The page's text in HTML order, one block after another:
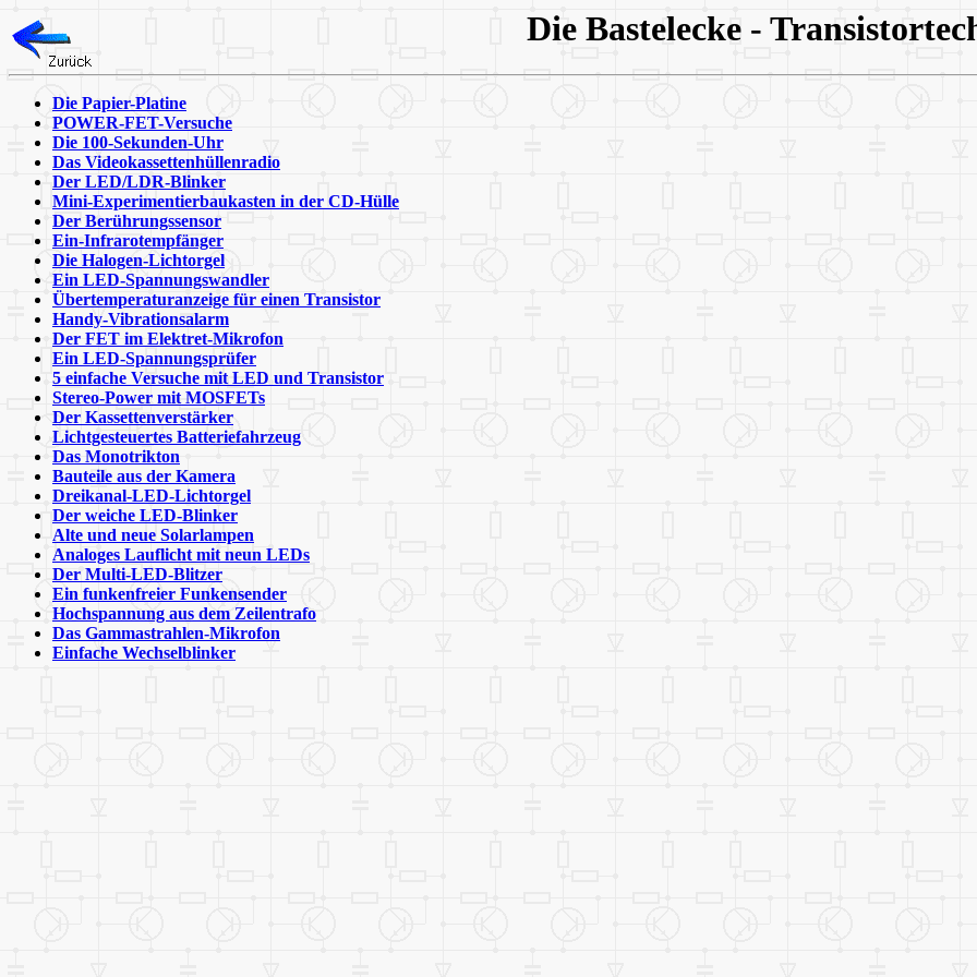
Die Bastelecke -
Die Papier-Platine
POWER-FET-Versuche
Die 100-Sekunden-Uhr
Das Videokassettenhüllenradio
Der LED/LDR-Blinker
Mini-Experimentierbaukasten in der CD-Hülle
Der Berührungssensor
Ein-Infrarotempfänger
Die Halogen-Lichtorgel
Ein LED-Spannungswandler
Übertemperaturanzeige für einen Transistor
Handy-Vibrationsalarm
Der FET im Elektret-Mikrofon
Ein LED-Spannungsprüfer
5 einfache Versuche mit LED und Transistor
Stereo-Power mit MOSFETs
Der Kassettenverstärker
Lichtgesteuertes Batteriefahrzeug
Das Monotrikton
Bauteile aus der Kamera
Dreikanal-LED-Lichtorgel
Der weiche LED-Blinker
Alte und neue Solarlampen
Analoges Lauflicht mit neun LEDs
Der Multi-LED-Blitzer
Ein funkenfreier Funkensender
Hochspannung aus dem Zeilentrafo
Das Gammastrahlen-Mikrofon
Einfache Wechselblinker